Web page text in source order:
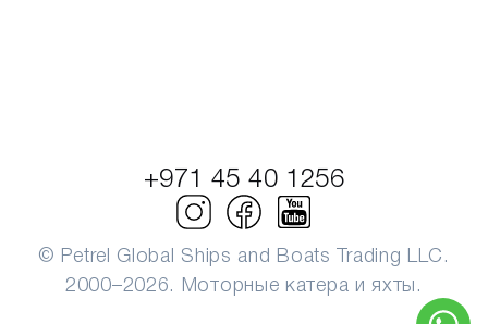
© Petrel Global Ships and Boats Trading LLC.
2000–2026. Моторные катера и яхты.
+971 45 40 1256